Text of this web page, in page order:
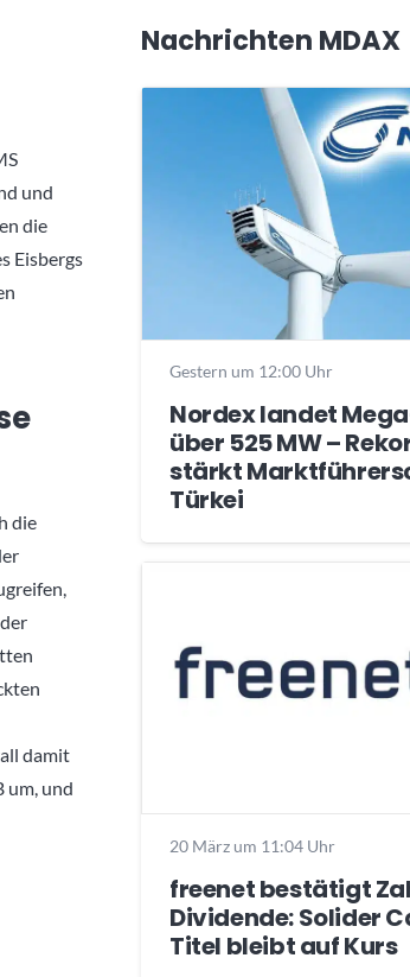
und
die
Eisbergs
die
damit
um, und
Nachrichten MDAX
Gestern um 12:00 Uhr
Nordex landet
über 525 MW –
stärkt
Türkei
20 März um 11:04 Uhr
freenet bestätigt
Dividende: Solider
Titel bleibt auf Kurs